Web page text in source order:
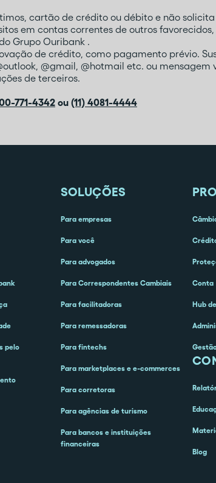
cartão de crédito ou débito e não solicita
em contas correntes de outros
Grupo Ouribank .
de crédito, como pagamento prévio.
@gmail, @hotmail etc. ou mensagem
de terceiros.
771-4342 ou (11) 4081-4444
pelo
SOLUÇÕES
Para empresas
Para você
Para advogados
Para Correspondentes Cambiais
Para facilitadoras
Para remessadoras
Para fintechs
Para marketplaces e e-commerces
Para corretoras
Para agências de turismo
Para bancos e instituições
financeiras
Conta
Hub
Blog